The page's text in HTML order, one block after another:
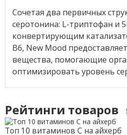
Сочетая два первичных
серотонина: L-триптофан и
конвертирующим
B6, New Mood
вещества, помогающие
оптимизировать уровень
Рейтинги товаров
Топ 10 витаминов С на айхерб